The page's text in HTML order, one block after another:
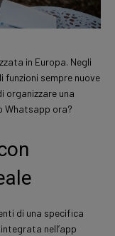
in Europa. Negli
funzioni sempre nuove
organizzare una
Whatsapp ora?
di una specifica
nell’app